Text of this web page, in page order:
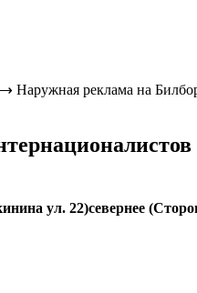
Наружная реклама на
ул. 22)севернее